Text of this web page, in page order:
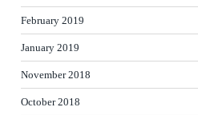
February 2019
January 2019
November 2018
October 2018